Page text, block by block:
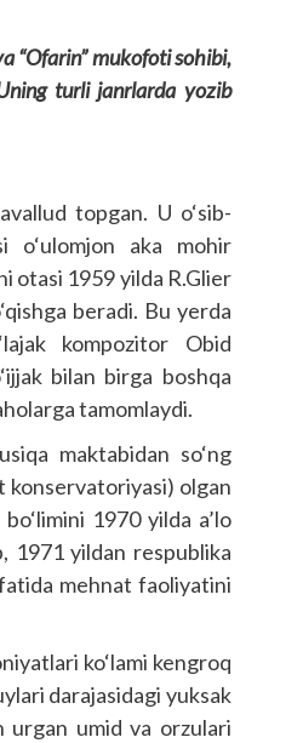
“Ofarin” mukofoti sohibi,
turli janrlarda yozib
topgan. U o‘sib-
o‘ulomjon aka mohir
otasi 1959 yilda R.Glier
beradi. Bu yerda
kompozitor Obid
bilan birga boshqa
tamomlaydi.
maktabidan so‘ng
konservatoriyasi) olgan
1970 yilda a’lo
1971 yildan respublika
mehnat faoliyatini
ko‘lami kengroq
darajasidagi yuksak
urgan umid va orzulari